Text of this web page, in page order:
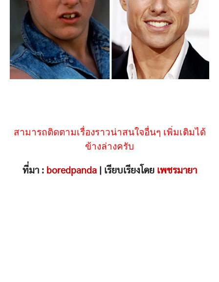
สามารถติดตามเรื่องราวน่าสนใจอื่นๆ เพิ่มเติมได้
ข้างล่างครับ
ที่มา : boredpanda| เรียบเรียงโดย เพชรมายา